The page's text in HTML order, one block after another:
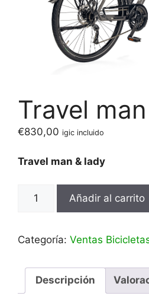
Travel man
€830,00 igic incluido
Travel man & lady
man
Añadir al carrito
Categoría: Ventas
Descripción